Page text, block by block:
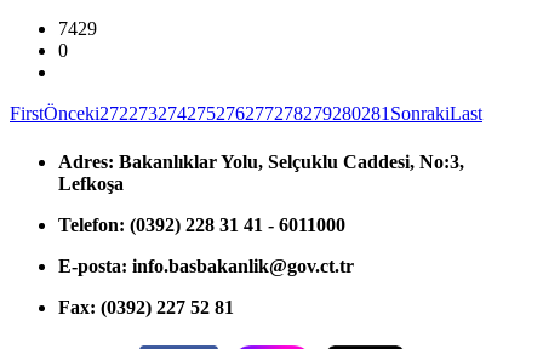
7429
0
FirstÖnceki272273274275276277278279280281 SonrakiLast
Adres: Bakanlıklar Yolu, Selçuklu Caddesi, No:3,
Lefkoşa
Telefon: (0392) 228 31 41 - 6011000
E-posta: info.basbakanlik@gov.ct.tr
Fax: (0392) 227 52 81